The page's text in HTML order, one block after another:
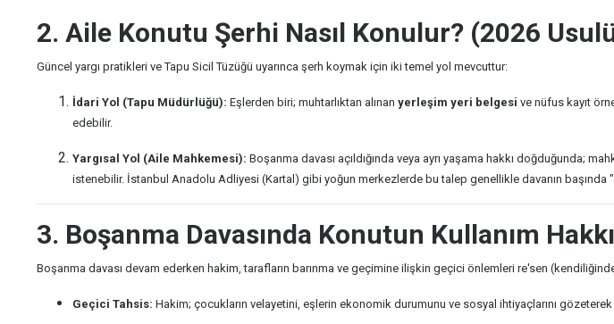
2. Aile Konutu Şerhi Nasıl Konulur? (2026
Güncel yargı pratikleri ve Tapu Sicil Tüzüğü uyarınca şerh koymak için iki temel yol mevcuttur:
İdari Yol (Tapu Müdürlüğü): Eşlerden biri; muhtarlıktan alınan yerleşim yeri belgesi ve nüfus kayıt
edebilir.
Yargısal Yol (Aile Mahkemesi): Boşanma davası açıldığında veya ayrı yaşama hakkı doğduğunda;
istenebilir. İstanbul Anadolu Adliyesi (Kartal) gibi yoğun merkezlerde bu talep genellikle davanın başında
3. Boşanma Davasında Konutun Kullanım
Boşanma davası devam ederken hakim, tarafların barınma ve geçimine ilişkin geçici önlemleri re'sen
Geçici Tahsis: Hakim; çocukların velayetini, eşlerin ekonomik durumunu ve sosyal ihtiyaçlarını